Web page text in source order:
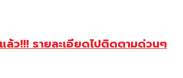
ล้ว!!! รายละเอียดไปติดตามด่วนๆ